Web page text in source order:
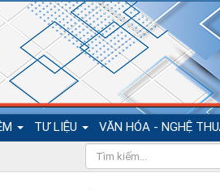
TƯ LIỆU VĂN HÓA - NGHỆ